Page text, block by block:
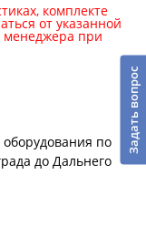
комплекте
от указанной
менеджера при
по
до Дальнего
Задать вопрос